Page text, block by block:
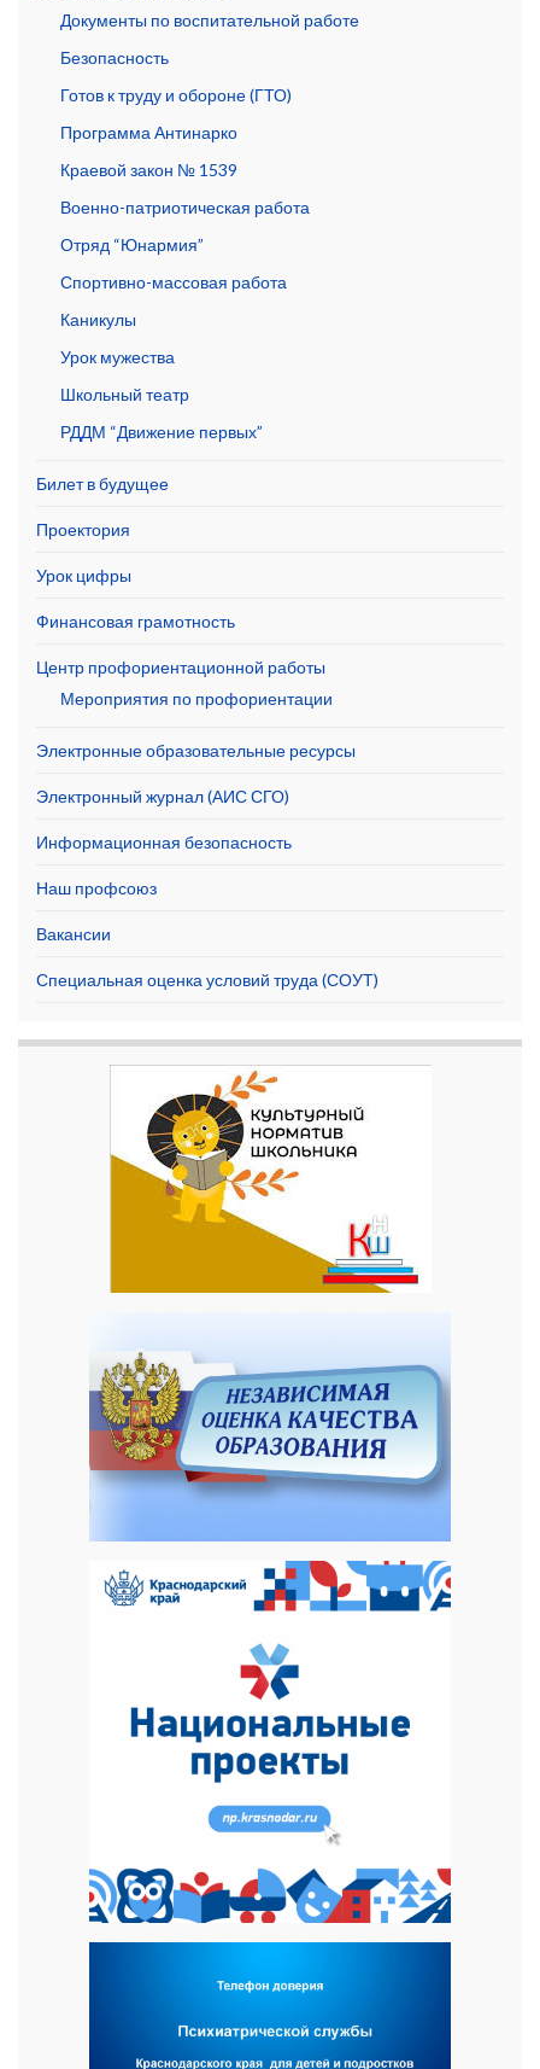
Документы по воспитательной работе
Безопасность
Готов к труду и обороне (ГТО)
Программа Антинарко
Краевой закон № 1539
Военно-патриотическая работа
Отряд “Юнармия”
Спортивно-массовая работа
Каникулы
Урок мужества
Школьный театр
РДДМ “Движение первых”
Билет в будущее
Проектория
Урок цифры
Финансовая грамотность
Центр профориентационной работы
Мероприятия по профориентации
Электронные образовательные ресурсы
Электронный журнал (АИС СГО)
Информационная безопасность
Наш профсоюз
Вакансии
Специальная оценка условий труда (СОУТ)